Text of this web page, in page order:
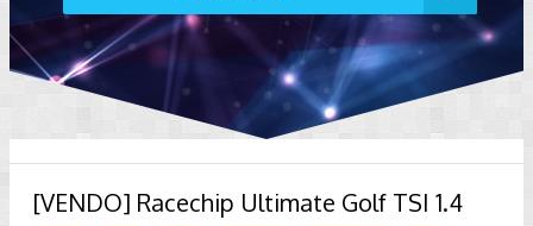
[VENDO] Racechip Ultimate Golf TSI 1.4